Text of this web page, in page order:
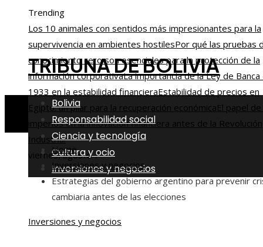
Trending
Los 10 animales con sentidos más impresionantes para la
supervivencia en ambientes hostilesPor qué las pruebas
conocimiento cero son esenciales para la protección de la
información corporativaLa importancia de la Ley de Banca
1933 en la estabilidad financieraEstabilidad de precios en
Egipto: un pilar para la recuperación económicaEl papel
imperios en la innovación financiera antes de la Revolución
Industrial
viernes, agosto 7
TRIBUNA DE BOLIVIA
Bolivia
Responsabilidad social
Ciencia y tecnología
Cultura y ocio
Inversiones y negocios
Home
Inversiones y negocios
Estrategias del gobierno argentino para prevenir
cambiaria antes de las elecciones
Inversiones y negocios